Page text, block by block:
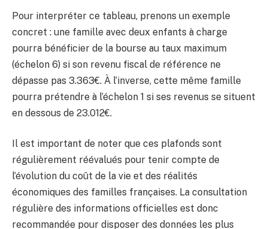
Pour interpréter ce tableau, prenons un exemple
concret : une famille avec deux enfants à charge
pourra bénéficier de la bourse au taux maximum
(échelon 6) si son revenu fiscal de référence ne
dépasse pas 3.363€. À l’inverse, cette même famille
pourra prétendre à l’échelon 1 si ses revenus se situent
en dessous de 23.012€.
Il est important de noter que ces plafonds sont
régulièrement réévalués pour tenir compte de
l’évolution du coût de la vie et des réalités
économiques des familles françaises. La consultation
régulière des informations officielles est donc
recommandée pour disposer des données les plus